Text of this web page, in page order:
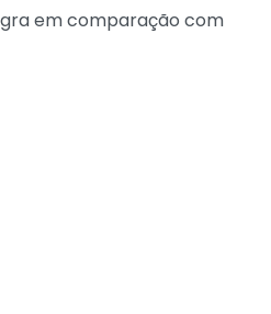
em comparação com